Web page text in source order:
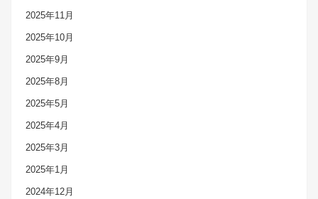
2025年11月
2025年10月
2025年9月
2025年8月
2025年5月
2025年4月
2025年3月
2025年1月
2024年12月